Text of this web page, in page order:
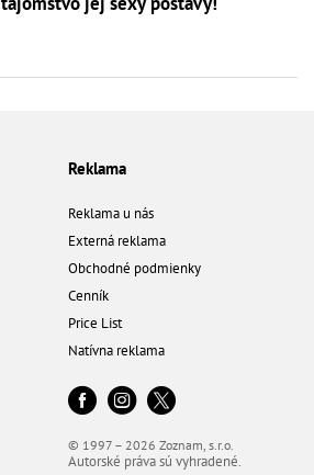
Reklama
Reklama u nás
Externá reklama
Obchodné podmienky
Cenník
Price List
Natívna reklama
© 1997 – 2026 Zoznam, s.r.o.
Autorské práva sú vyhradené.